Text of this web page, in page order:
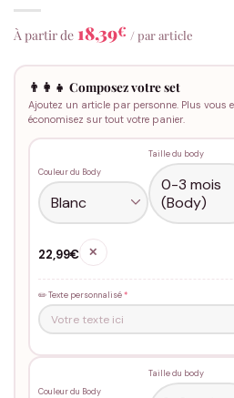
À partir de 18,39€ / par article
👨‍👩‍👧 Composez votre set
Ajoutez un article par personne. Plus vous
économisez sur tout votre panier.
Couleur du Body
Taille du body
22,99€ ✕
✏️ Texte personnalisé*
Couleur du Body
Taille du body